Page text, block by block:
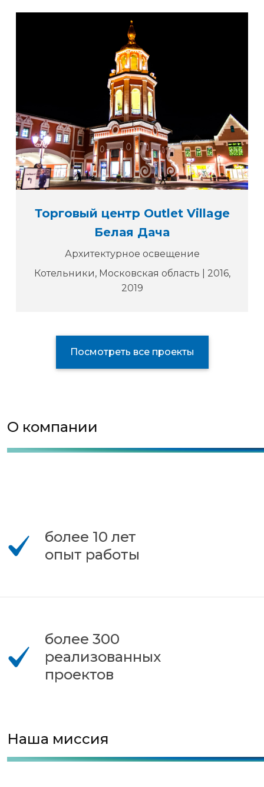
Торговый центр Outlet Village
Белая Дача
Архитектурное освещение
Котельники, Московская область | 2016,
2019
Посмотреть все проекты
О компании
более 10 лет
опыт работы
более 300
реализованных
проектов
Наша миссия